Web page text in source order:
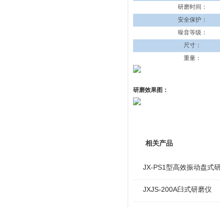
研磨时间：
安全保护：
噪音等级：
尺寸：
重量：
研磨效果图：
相关产品
JX-PS1型高效振动盘式
JXJS-200A臼式研磨仪